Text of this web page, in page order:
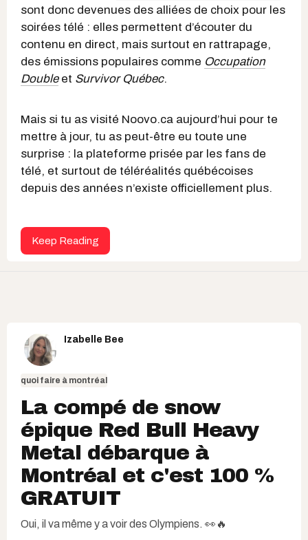
sont donc devenues des alliées de choix pour les
soirées télé : elles permettent d’écouter du
contenu en direct, mais surtout en rattrapage,
des émissions populaires comme Occupation
Doubleet Survivor Québec.
Mais si tu as visité Noovo.ca aujourd’hui pour te
mettre à jour, tu as peut-être eu toute une
surprise : la plateforme prisée par les fans de
télé, et surtout de téléréalités québécoises
depuis des années n’existe officiellement plus.
Keep Reading
Izabelle Bee
quoi faire à montréal
La compé de snow
épique Red Bull Heavy
Metal débarque à
Montréal et c'est 100 %
GRATUIT
Oui, il va même y a voir des Olympiens. 👀🔥